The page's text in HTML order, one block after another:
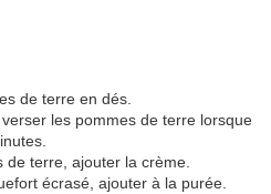
de terre en dés.
les pommes de terre lorsque
de terre, ajouter la crème.
écrasé, ajouter à la purée.